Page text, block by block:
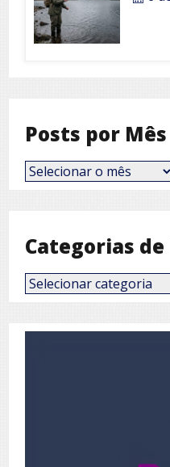
Posts por Mês
Posts
por
Categorias de
Categorias
de